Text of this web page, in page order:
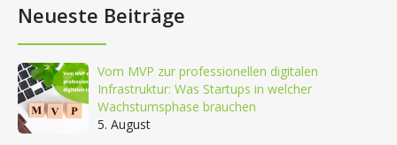
Neueste Beiträge
Vom MVP zur professionellen digitalen
Infrastruktur: Was Startups in welcher
Wachstumsphase brauchen
5. August